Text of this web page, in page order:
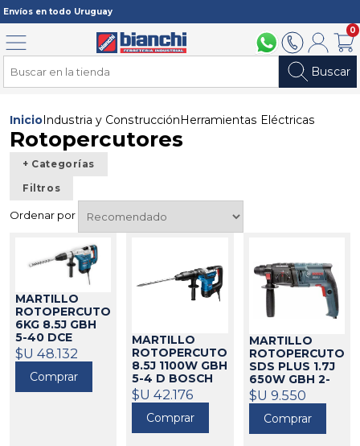
Envíos en todo Uruguay
094 211 1122902 2902Mi cuenta
0
Buscar
Menú
Inicio Industria y Construcción Herramientas Eléctricas
Rotopercutores
+ Categorías
Filtros
Ordenar por
MARTILLO
ROTOPERCUTOR
6KG 8.5J GBH
5-40 DCE
BOSCH 21030
$U 48.132
Comprar
MARTILLO
ROTOPERCUTOR
8.5J 1100W GBH
5-4 D BOSCH
21153
$U 42.176
Comprar
MARTILLO
ROTOPERCUTOR
SDS PLUS 1.7J
650W GBH 2-
20 D BOSH
21277
$U 9.550
Comprar